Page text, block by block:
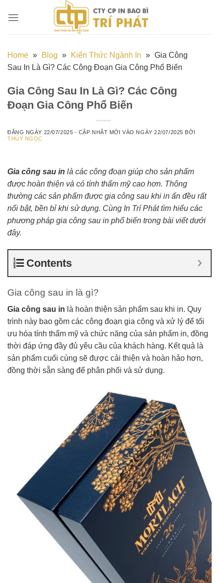
đến
Home » Blog » Kiến Thức Ngành In » Gia Công
Sau In Là Gì? Các Công Đoạn Gia Công Phổ Biến
Gia Công Sau In Là Gì? Các Công
Đoạn Gia Công Phổ Biến
ĐĂNG NGÀY 22/07/2025 - CẬP NHẬT MỚI VÀO NGÀY22/07/2025 BỞI
THÚY NGỌC
Gia công sau in là các công đoạn giúp cho sản phẩm
được hoàn thiện và có tính thẩm mỹ cao hơn. Thông
thường các sản phẩm được gia công sau khi in ấn đều rất
nổi bật, bền bỉ khi sử dụng. Cùng In Trí Phát tìm hiểu các
phương pháp gia công sau in phổ biến trong bài viết dưới
đây.
Contents
Gia công sau in là gì?
Gia công sau in là hoàn thiện sản phẩm sau khi in. Quy
trình này bao gồm các công đoạn gia công và xử lý để tối
ưu hóa tính thẩm mỹ và chức năng của sản phẩm in, đồng
thời đáp ứng đầy đủ yêu cầu của khách hàng. Kết quả là
sản phẩm cuối cùng sẽ được cải thiện và hoàn hảo hơn,
đồng thời sẵn sàng để phân phối và sử dụng.